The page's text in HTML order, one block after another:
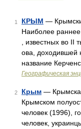
1 КРЫМ —
Наиболее
, известных во II
ова, доходившей
название
Географическая
2 Крым —
Крымском
человек (1996),
человек,